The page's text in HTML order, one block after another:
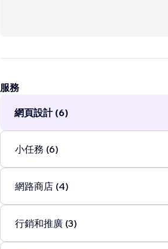
服務
網頁設計 (6)
小任務 (6)
網路商店 (4)
行銷和推廣 (3)